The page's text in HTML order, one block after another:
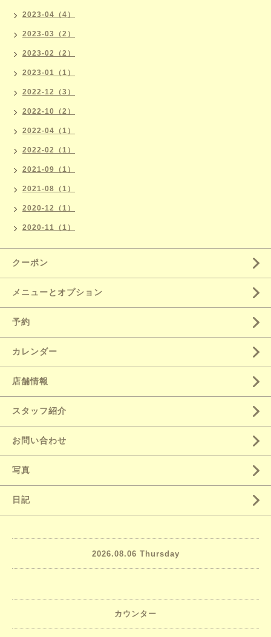
2023-04（4）
2023-03（2）
2023-02（2）
2023-01（1）
2022-12（3）
2022-10（2）
2022-04（1）
2022-02（1）
2021-09（1）
2021-08（1）
2020-12（1）
2020-11（1）
クーポン
メニューとオプション
予約
カレンダー
店舗情報
スタッフ紹介
お問い合わせ
写真
日記
2026.08.06 Thursday
カウンター